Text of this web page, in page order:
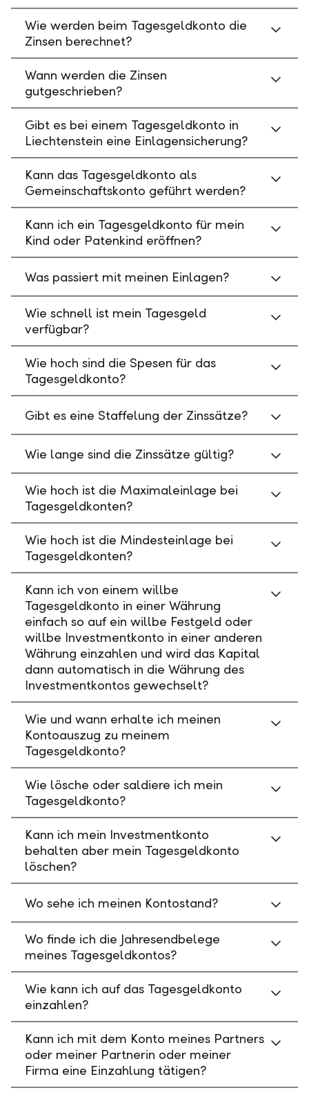
Wie werden beim Tagesgeldkonto die
Zinsen berechnet?
Wann werden die Zinsen
gutgeschrieben?
Gibt es bei einem Tagesgeldkonto in
Liechtenstein eine Einlagensicherung?
Kann das Tagesgeldkonto als
Gemeinschaftskonto geführt werden?
Kann ich ein Tagesgeldkonto für mein
Kind oder Patenkind eröffnen?
Was passiert mit meinen Einlagen?
Wie schnell ist mein Tagesgeld
verfügbar?
Wie hoch sind die Spesen für das
Tagesgeldkonto?
Gibt es eine Staffelung der Zinssätze?
Wie lange sind die Zinssätze gültig?
Wie hoch ist die Maximaleinlage bei
Tagesgeldkonten?
Wie hoch ist die Mindesteinlage bei
Tagesgeldkonten?
Kann ich von einem willbe
Tagesgeldkonto in einer Währung
einfach so auf ein willbe Festgeld oder
willbe Investmentkonto in einer anderen
Währung einzahlen und wird das Kapital
dann automatisch in die Währung des
Investmentkontos gewechselt?
Wie und wann erhalte ich meinen
Kontoauszug zu meinem
Tagesgeldkonto?
Wie lösche oder saldiere ich mein
Tagesgeldkonto?
Kann ich mein Investmentkonto
behalten aber mein Tagesgeldkonto
löschen?
Wo sehe ich meinen Kontostand?
Wo finde ich die Jahresendbelege
meines Tagesgeldkontos?
Wie kann ich auf das Tagesgeldkonto
einzahlen?
Kann ich mit dem Konto meines Partners
oder meiner Partnerin oder meiner
Firma eine Einzahlung tätigen?